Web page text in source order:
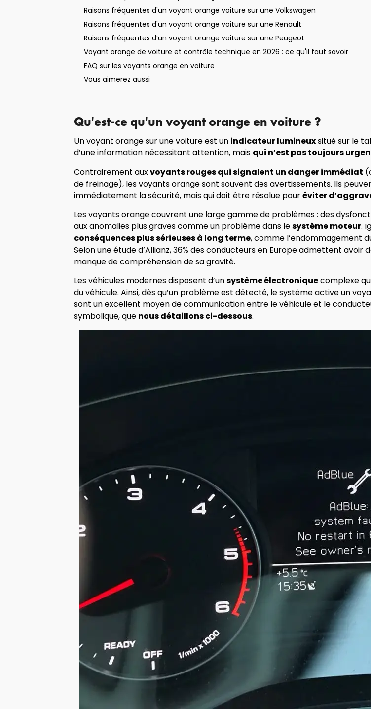
Raisons fréquentes d'un voyant orange voiture sur une Volkswagen
Raisons fréquentes d'un voyant orange voiture sur une Renault
Raisons fréquentes d’un voyant orange voiture sur une Peugeot
Voyant orange de voiture et contrôle technique en 2026 : ce qu'il faut savoir
FAQ sur les voyants orange en voiture
Vous aimerez aussi
Qu'est-ce qu'un voyant orange en voiture ?
Un voyant orange sur une voiture est un indicateur lumineuxsitué sur le
d’une information nécessitant attention, mais qui n’est pas toujours
Contrairement auxvoyants rouges qui signalent un danger immédiat
de freinage), les voyants orange sont souvent des avertissements. Ils
immédiatement la sécurité, mais qui doit être résolue pouréviter
Les voyants orange couvrent une large gamme de problèmes : des
aux anomalies plus graves comme un problème dans lesystème moteur.
conséquences plus sérieuses à long terme, comme l’endommagement
Selon une étude d’Allianz, 36% des conducteurs en Europe admettent
manque de compréhension de sa gravité.
Les véhicules modernes disposent d’unsystème électroniquecomplexe
du véhicule. Ainsi, dès qu’un problème est détecté, le système active un
sont un excellent moyen de communication entre le véhicule et le
symbolique, que nous détaillons ci-dessous.